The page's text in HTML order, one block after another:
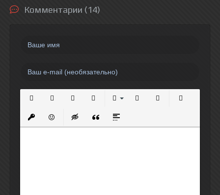
Комментарии (14)
Вставить защищенную ссылку
Вставить смайлик
Вставка скрытого текста
Вставка цитаты
Вставка спойлера